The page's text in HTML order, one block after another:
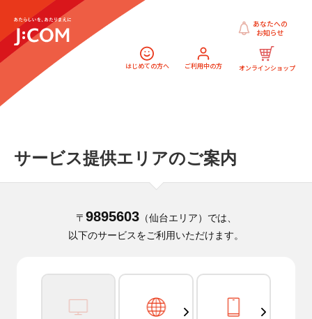
はじめての方へ ご利用中の方 オンラインショップ
あなたへの
お知らせ
サービス提供エリアのご案内
〒 9895603（仙台エリア）では、
以下のサービスをご利用いただけます。